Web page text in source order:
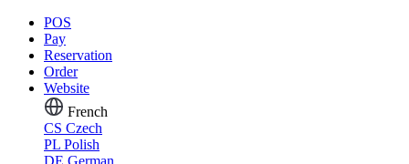
POS
Pay
Reservation
Order
Website
French
CS Czech
PL Polish
DE German